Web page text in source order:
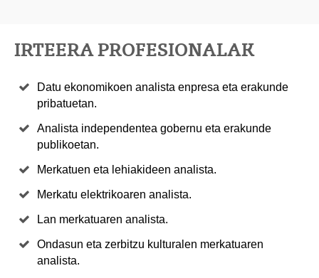
IRTEERA PROFESIONALAK
Datu ekonomikoen analista enpresa eta erakunde
pribatuetan.
Analista independentea gobernu eta erakunde
publikoetan.
Merkatuen eta lehiakideen analista.
Merkatu elektrikoaren analista.
Lan merkatuaren analista.
Ondasun eta zerbitzu kulturalen merkatuaren
analista.